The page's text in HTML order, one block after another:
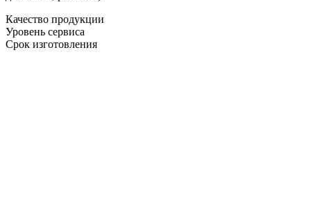
Качество продукции
Уровень сервиса
Срок изготовления